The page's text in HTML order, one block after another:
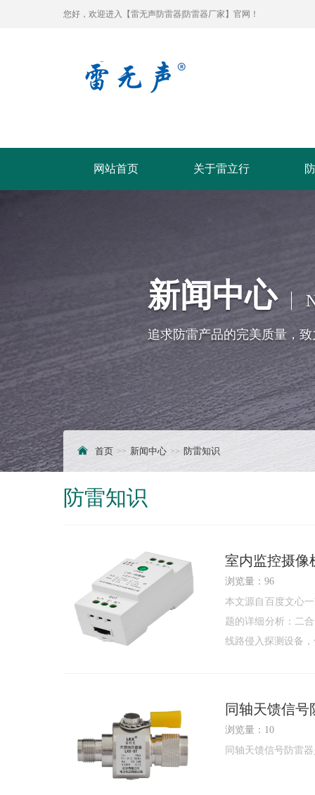
您好，欢迎进入【雷无声防雷器|防雷器厂家】官网！
网站首页 关于雷立行
新闻中心
追求防雷产品的完美质量，
首页 新闻中心 防雷知识
防雷知识
室内监控摄像
浏览量：96
本文源自百度文心
题的详细分析：二
线路侵入探测设备
同轴天馈信
浏览量：10
同轴天馈信号防雷